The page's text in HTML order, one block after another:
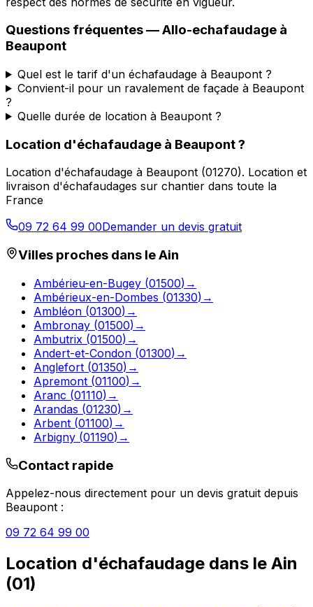
Questions fréquentes —Allo-echafaudage à
Beaupont
Quel est le tarif d'un échafaudage à Beaupont ?
Convient-il pour un ravalement de façade à Beaupont
?
Quelle durée de location à Beaupont ?
Location d'échafaudage à Beaupont?
Location d'échafaudage à Beaupont (01270). Location et
livraison d'échafaudages sur chantier dans toute la
France
09 72 64 99 00Demander un devis gratuit
Villes proches dans leAin
Ambérieu-en-Bugey (01500) →
Ambérieux-en-Dombes (01330) →
Ambléon (01300) →
Ambronay (01500) →
Ambutrix (01500) →
Andert-et-Condon (01300) →
Anglefort (01350) →
Apremont (01100) →
Aranc (01110) →
Arandas (01230) →
Arbent (01100) →
Arbigny (01190) →
Contact rapide
Appelez-nous directement pour un devis gratuit depuis
Beaupont :
09 72 64 99 00
Location d'échafaudage dans le Ain
(01)